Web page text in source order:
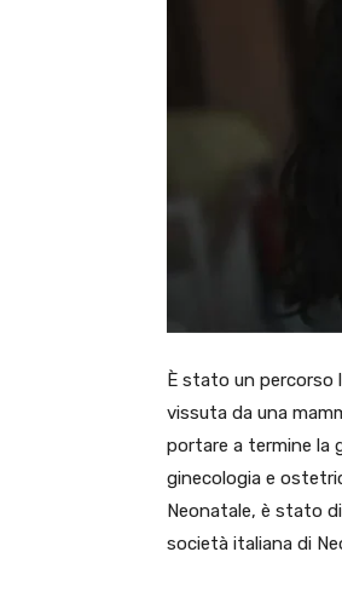
È stato un percorso
vissuta da una
portare a termine la
ginecologia e
Neonatale, è stato
società italiana di